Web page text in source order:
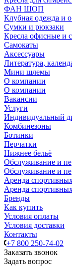
ФАН ШОП
Клубная одежда и
Сумки и рюкзаки
Кресла офисные и
Самокаты
Аксессуары
Литература,
Мини шлемы
О компании
О компании
Вакансии
Услуги
Индивидуальный
Комбинезоны
Ботинки
Перчатки
Нижнее бельё
Обслуживание и
Обслуживание и
Аренда
Аренда
Бренды
Как купить
Условия оплаты
Условия доставки
Контакты
+7 800 250-74-02
Заказать звонок
Задать вопрос